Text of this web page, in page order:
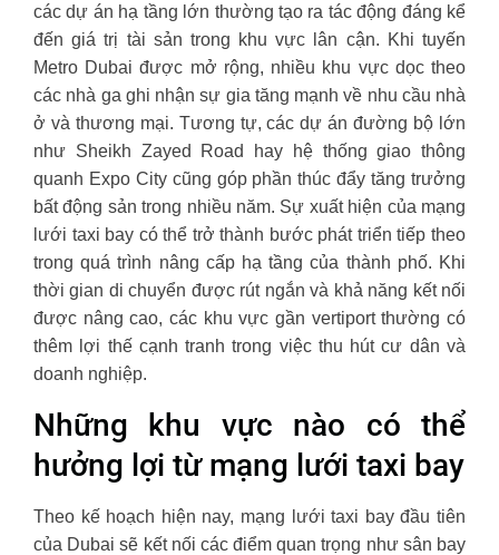
các dự án hạ tầng lớn thường tạo ra tác động đáng kể
đến giá trị tài sản trong khu vực lân cận. Khi tuyến
Metro Dubai được mở rộng, nhiều khu vực dọc theo
các nhà ga ghi nhận sự gia tăng mạnh về nhu cầu nhà
ở và thương mại. Tương tự, các dự án đường bộ lớn
như Sheikh Zayed Road hay hệ thống giao thông
quanh Expo City cũng góp phần thúc đẩy tăng trưởng
bất động sản trong nhiều năm. Sự xuất hiện của mạng
lưới taxi bay có thể trở thành bước phát triển tiếp theo
trong quá trình nâng cấp hạ tầng của thành phố. Khi
thời gian di chuyển được rút ngắn và khả năng kết nối
được nâng cao, các khu vực gần vertiport thường có
thêm lợi thế cạnh tranh trong việc thu hút cư dân và
doanh nghiệp.
Những khu vực nào có thể
hưởng lợi từ mạng lưới taxi bay
Theo kế hoạch hiện nay, mạng lưới taxi bay đầu tiên
của Dubai sẽ kết nối các điểm quan trọng như sân bay